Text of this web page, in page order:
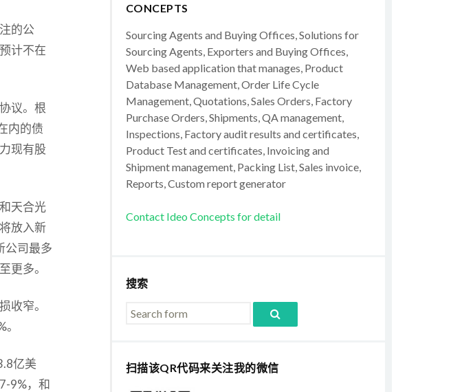
的公
计不在
议。根
内的债
现有股
天合光
放入新
公司最多
更多。
收窄。
亿美
9%，和
CONCEPTS
Sourcing Agents and Buying Offices, Solutions for
Sourcing Agents, Exporters and Buying Offices,
Web based application that manages, Product
Database Management, Order Life Cycle
Management, Quotations, Sales Orders, Factory
Purchase Orders, Shipments, QA management,
Inspections, Factory audit results and certificates,
Product Test and certificates, Invoicing and
Shipment management, Packing List, Sales invoice,
Reports, Custom report generator
Contact Ideo Concepts for detail
搜索
扫描该QR代码来关注我的微信